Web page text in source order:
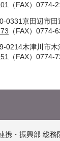
（FAX）0774-
0331京田辺市田
（FAX）0774-
0214木津川市
（FAX）0774-
携・振興部 総務